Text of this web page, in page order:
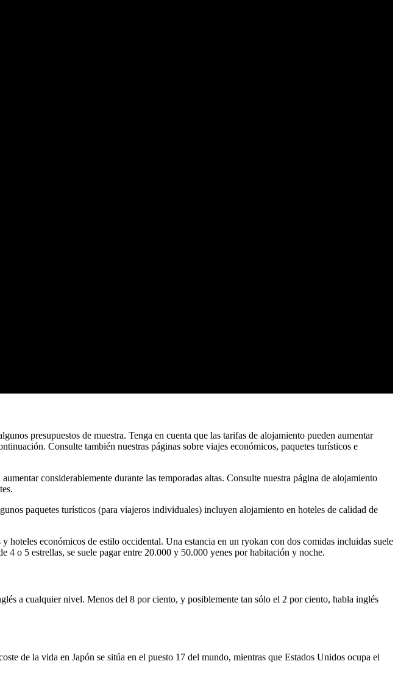
presupuestos de muestra. Tenga en cuenta que las tarifas de alojamiento pueden aumentar
Consulte también nuestras páginas sobre viajes económicos, paquetes turísticos e
considerablemente durante las temporadas altas. Consulte nuestra página de alojamiento
paquetes turísticos (para viajeros individuales) incluyen alojamiento en hoteles de calidad de
hoteles económicos de estilo occidental. Una estancia en un ryokan con dos comidas incluidas suele
o 5 estrellas, se suele pagar entre 20.000 y 50.000 yenes por habitación y noche.
a cualquier nivel. Menos del 8 por ciento, y posiblemente tan sólo el 2 por ciento, habla inglés
de la vida en Japón se sitúa en el puesto 17 del mundo, mientras que Estados Unidos ocupa el